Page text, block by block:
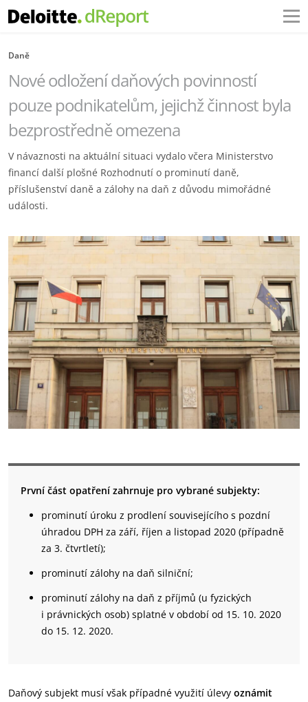
Daně
Nové odložení daňových povinností
pouze podnikatelům, jejichž činnost byla
bezprostředně omezena
V návaznosti na aktuální situaci vydalo včera Ministerstvo
financí další plošné Rozhodnutí o prominutí daně,
příslušenství daně a zálohy na daň z důvodu mimořádné
události.
První část opatření zahrnuje pro vybrané subjekty:
prominutí úroku z prodlení souvisejícího s pozdní
úhradou DPH za září, říjen a listopad 2020 (případně
za 3. čtvrtletí);
prominutí zálohy na daň silniční;
prominutí zálohy na daň z příjmů (u fyzických
i právnických osob) splatné v období od 15. 10. 2020
do 15. 12. 2020.
Daňový subjekt musí však případné využití úlevy oznámit